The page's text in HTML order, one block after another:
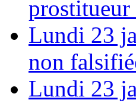
prostitueur
Lundi 23
non
Lundi 23